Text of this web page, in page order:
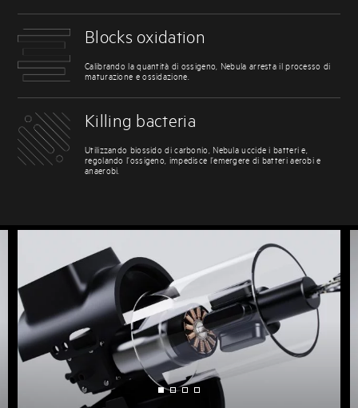
Blocks oxidation
Calibrando la quantità di ossigeno, Nebula arresta il processo di
maturazione e ossidazione.
Killing bacteria
Utilizzando biossido di carbonio, Nebula uccide i batteri e,
regolando l’ossigeno, impedisce l’emergere di batteri aerobi e
anaerobi.